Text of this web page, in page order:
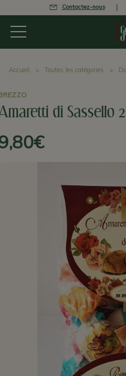
Contactez-nous
Accueil Toutes les catégories
di Sassello